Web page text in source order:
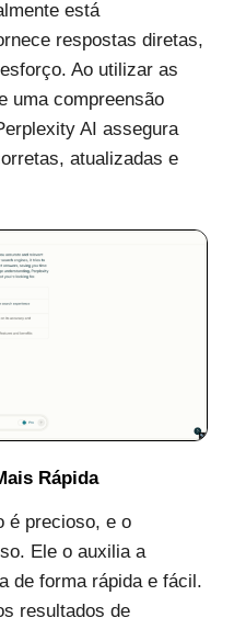
está
respostas diretas,
Ao utilizar as
uma compreensão
AI assegura
atualizadas e
Rápida
é precioso, e o
Ele o auxilia a
de forma rápida e fácil.
resultados de